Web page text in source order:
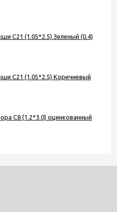
С21 (1.05*2.5) Зеленый (0.4)
С21 (1.05*2.5) Коричневый
С8 (1.2*3.0) оцинкованный